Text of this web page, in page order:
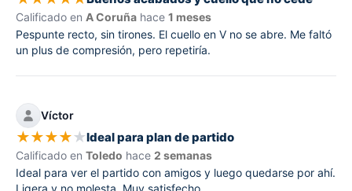
Calificado en A Coruña hace 1 meses
Pespunte recto, sin tirones. El cuello en V no se abre. Me faltó
un plus de compresión, pero repetiría.
Víctor
★★★★★Ideal para plan de partido
Calificado en Toledo hace 2 semanas
Ideal para ver el partido con amigos y luego quedarse por ahí.
Ligera y no molesta. Muy satisfecho.